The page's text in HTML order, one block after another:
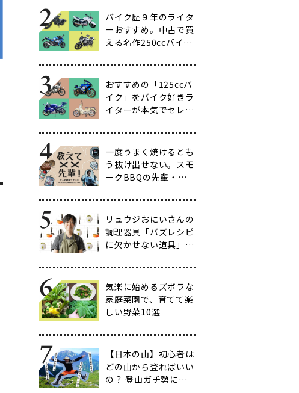
バイク歴９年のライタ
ーおすすめ。中古で買
える名作250ccバイク
からベテラン向けま
で】
おすすめの「125ccバ
イク」をバイク好きラ
イターが本気でセレク
一度うまく焼けるとも
う抜け出せない。スモ
ークBBQの先輩・渋
だわりのアイテム20
選
リュウジおにいさんの
調理器具「バズレシピ
に欠かせない道具」５
気楽に始めるズボラな
家庭菜園で、育てて楽
しい野菜10選
【日本の山】初心者は
どの山から登ればいい
の？ 登山ガチ勢に聞